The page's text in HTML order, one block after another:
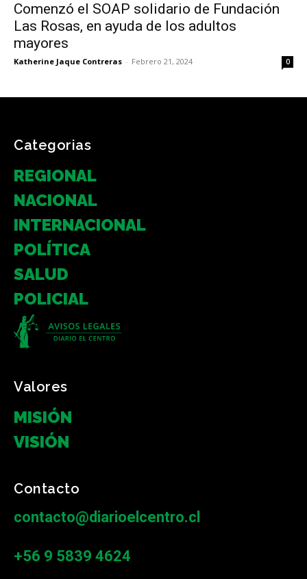
Comenzó el SOAP solidario de Fundación
Las Rosas, en ayuda de los adultos
mayores
Katherine Jaque Contreras - Febrero 21, 2024 0
Categorias
REGIONAL
NACIONAL
INTERNACIONAL
POLÍTICA
SALUD
POLICIAL
Valores
MISIÓN
VISIÓN
Contacto
contacto@diarioelcentro.cl
+56 9 5839 4624